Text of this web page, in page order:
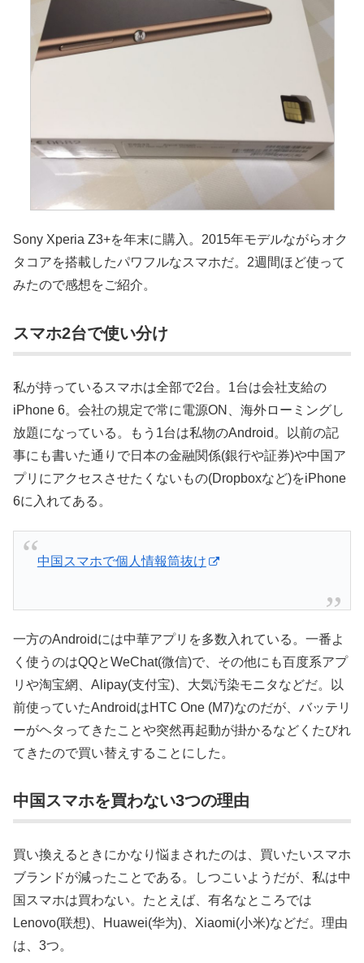
Sony Xperia Z3+を年末に購入。2015年モデルながらオク
タコアを搭載したパワフルなスマホだ。2週間ほど使って
みたので感想をご紹介。
スマホ2台で使い分け
私が持っているスマホは全部で2台。1台は会社支給の
iPhone 6。会社の規定で常に電源ON、海外ローミングし
放題になっている。もう1台は私物のAndroid。以前の記
事にも書いた通りで日本の金融関係(銀行や証券)や中国ア
プリにアクセスさせたくないもの(Dropboxなど)をiPhone
6に入れてある。
中国スマホで個人情報筒抜け
一方のAndroidには中華アプリを多数入れている。一番よ
く使うのはQQとWeChat(微信)で、その他にも百度系アプ
リや淘宝網、Alipay(支付宝)、大気汚染モニタなどだ。以
前使っていたAndroidはHTC One (M7)なのだが、バッテリ
ーがヘタってきたことや突然再起動が掛かるなどくたびれ
てきたので買い替えすることにした。
中国スマホを買わない3つの理由
買い換えるときにかなり悩まされたのは、買いたいスマホ
ブランドが減ったことである。しつこいようだが、私は中
国スマホは買わない。たとえば、有名なところでは
Lenovo(联想)、Huawei(华为)、Xiaomi(小米)などだ。理由
は、3つ。